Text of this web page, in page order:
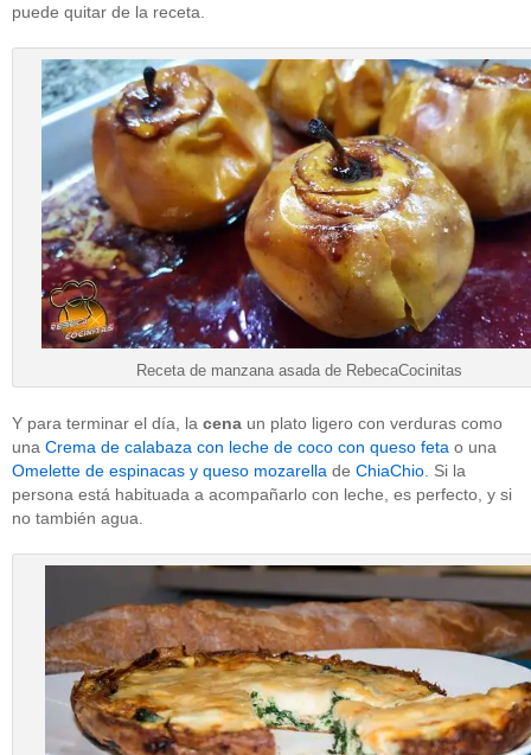
puede quitar de la receta.
Receta de manzana asada de RebecaCocinitas
Y para terminar el día, la cena un plato ligero con verduras como
una Crema de calabaza con leche de coco con queso feta o una
Omelette de espinacas y queso mozarella de ChiaChio . Si la
persona está habituada a acompañarlo con leche, es perfecto, y si
no también agua.